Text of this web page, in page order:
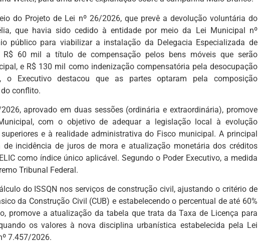
do Projeto de Lei nº 26/2026, que prevê a devolução voluntária do
que havia sido cedido à entidade por meio da Lei Municipal nº
público para viabilizar a instalação da Delegacia Especializada de
60 mil a título de compensação pelos bens móveis que serão
e R$ 130 mil como indenização compensatória pela desocupação
o Executivo destacou que as partes optaram pela composição
conflito.
aprovado em duas sessões (ordinária e extraordinária), promove
com o objetivo de adequar a legislação local à evolução
e à realidade administrativa do Fisco municipal. A principal
incidência de juros de mora e atualização monetária dos créditos
como índice único aplicável. Segundo o Poder Executivo, a medida
Tribunal Federal.
do ISSQN nos serviços de construção civil, ajustando o critério de
da Construção Civil (CUB) e estabelecendo o percentual de até 60%
promove a atualização da tabela que trata da Taxa de Licença para
os valores à nova disciplina urbanística estabelecida pela Lei
7.457/2026.